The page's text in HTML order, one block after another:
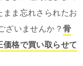
ま忘れさられたお
ざいませんか？ 骨
格で買い取らせて